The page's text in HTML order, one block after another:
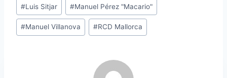
la
entrada:
#Luis Sitjar #Manuel Pérez "Macario"
#Manuel Villanova #RCD Mallorca